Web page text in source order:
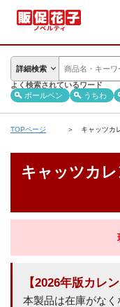
詳細検索
よく検索されているワード
ボールペン
うちわ
TOPページ キャッツ
キャッツカ
【2026年版カレ
本製品は在庫がな